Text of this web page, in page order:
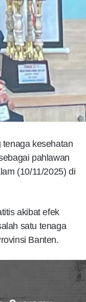
kesehatan
pahlawan
(10/11/2025) di
akibat efek
satu tenaga
Banten.